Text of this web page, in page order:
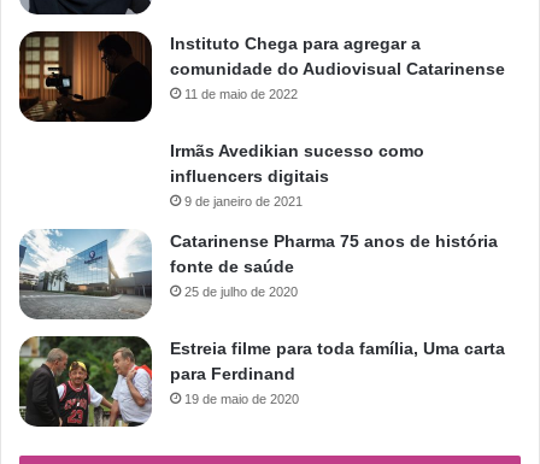
Instituto Chega para agregar a
comunidade do Audiovisual Catarinense
11 de maio de 2022
Irmãs Avedikian sucesso como
influencers digitais
9 de janeiro de 2021
Catarinense Pharma 75 anos de história
fonte de saúde
25 de julho de 2020
Estreia filme para toda família, Uma carta
para Ferdinand
19 de maio de 2020